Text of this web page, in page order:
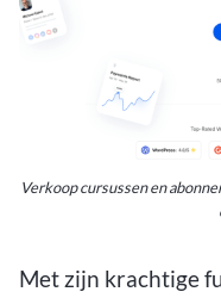
Verkoop cursussen en
Met zijn krachtige